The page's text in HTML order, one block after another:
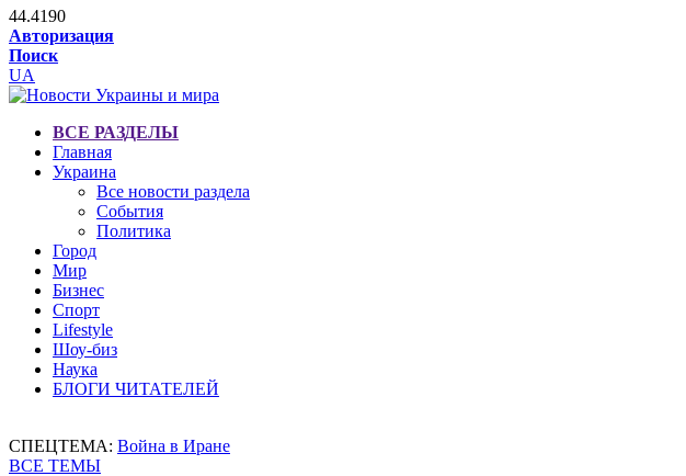
44.4190
Авторизация
Поиск
UA
ВСЕ РАЗДЕЛЫ
Главная
Украина
Все новости раздела
События
Политика
Город
Мир
Бизнес
Спорт
Lifestyle
Шоу-биз
Наука
БЛОГИ ЧИТАТЕЛЕЙ
СПЕЦТЕМА: Война в Иране
ВСЕ ТЕМЫ